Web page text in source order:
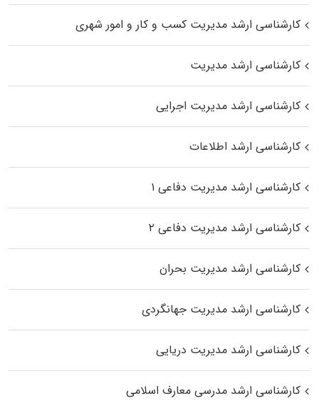
کارشناسی ارشد مدیریت کسب و کار و امور شهری
کارشناسی ارشد مدیریت
کارشناسی ارشد مدیریت اجرایی
کارشناسی ارشد اطلاعات
کارشناسی ارشد مدیریت دفاعی ۱
کارشناسی ارشد مدیریت دفاعی ۲
کارشناسی ارشد مدیریت بحران
کارشناسی ارشد مدیریت جهانگردی
کارشناسی ارشد مدیریت دریایی
کارشناسی ارشد مدرسی معارف اسلامی